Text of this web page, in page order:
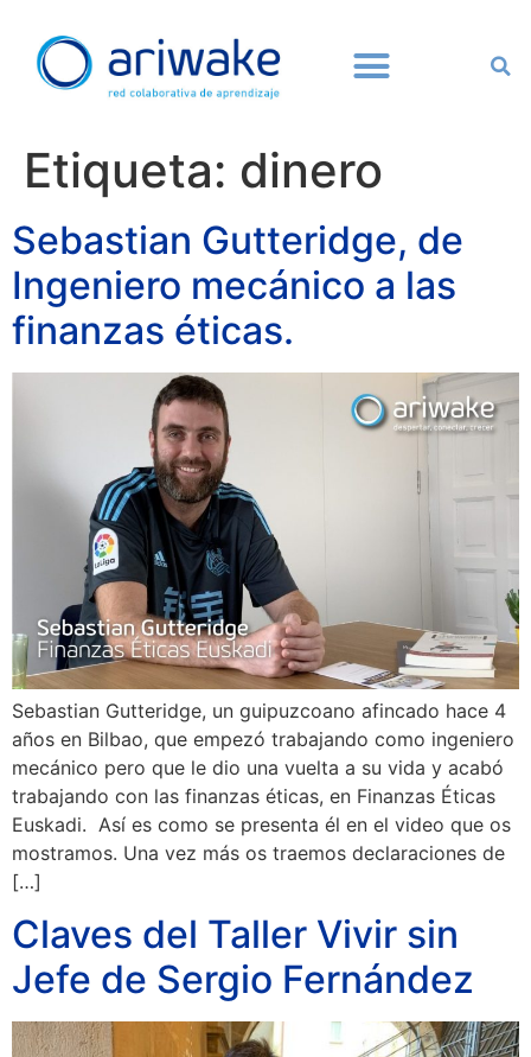
Etiqueta: dinero
Sebastian Gutteridge, de
Ingeniero mecánico a las
finanzas éticas.
Sebastian Gutteridge, un guipuzcoano afincado hace 4
años en Bilbao, que empezó trabajando como ingeniero
mecánico pero que le dio una vuelta a su vida y acabó
trabajando con las finanzas éticas, en Finanzas Éticas
Euskadi. Así es como se presenta él en el video que os
mostramos. Una vez más os traemos declaraciones de
[…]
Claves del Taller Vivir sin
Jefe de Sergio Fernández